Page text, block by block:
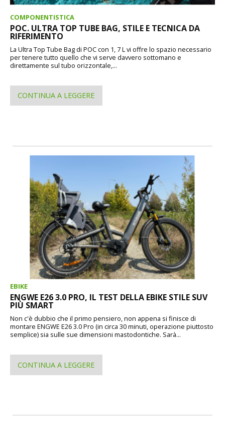
COMPONENTISTICA
POC. ULTRA TOP TUBE BAG, STILE E TECNICA DA
RIFERIMENTO
La Ultra Top Tube Bag di POC con 1, 7 L vi offre lo spazio necessario
per tenere tutto quello che vi serve davvero sottomano e
direttamente sul tubo orizzontale,...
CONTINUA A LEGGERE
EBIKE
ENGWE E26 3.0 PRO, IL TEST DELLA EBIKE STILE SUV
PIÙ SMART
Non c'è dubbio che il primo pensiero, non appena si finisce di
montare ENGWE E26 3.0 Pro (in circa 30 minuti, operazione piuttosto
semplice) sia sulle sue dimensioni mastodontiche. Sarà...
CONTINUA A LEGGERE